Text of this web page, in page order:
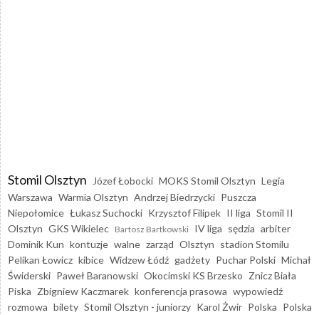
Stomil Olsztyn Józef Łobocki MOKS Stomil Olsztyn Legia
Warszawa Warmia Olsztyn Andrzej Biedrzycki Puszcza
Niepołomice Łukasz Suchocki Krzysztof Filipek II liga Stomil II
Olsztyn GKS Wikielec Bartosz Bartkowski IV liga sędzia arbiter
Dominik Kun kontuzje walne zarząd Olsztyn stadion Stomilu
Pelikan Łowicz kibice Widzew Łódź gadżety Puchar Polski Michał
Świderski Paweł Baranowski Okocimski KS Brzesko Znicz Biała
Piska Zbigniew Kaczmarek konferencja prasowa wypowiedź
rozmowa bilety Stomil Olsztyn - juniorzy Karol Żwir Polska Polska